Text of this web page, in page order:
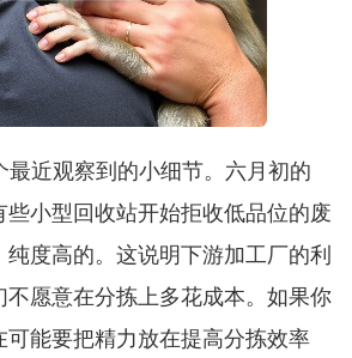
最近观察到的小细节。六月初的
些小型回收站开始拒收低品位的废
度高的。这说明下游加工厂的利
不愿意在分拣上多花成本。如果你
可能要把精力放在提高分拣效率